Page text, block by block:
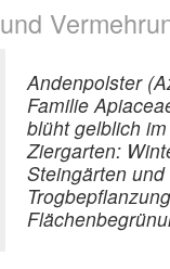
und
Andenpolster
Familie
blüht gelblich
Ziergarten:
Steingärten